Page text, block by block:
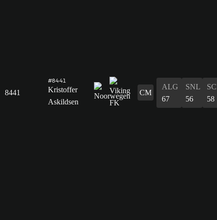
8441
#8441
Kristoffer
Askildsen
CM
ALG
67
SNL
56
58